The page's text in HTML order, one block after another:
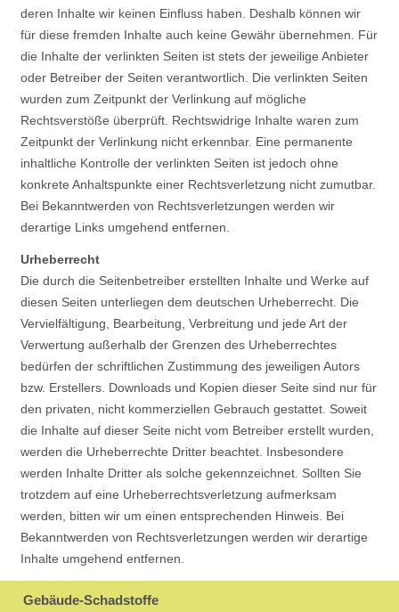
deren Inhalte wir keinen Einfluss haben. Deshalb können wir
für diese fremden Inhalte auch keine Gewähr übernehmen. Für
die Inhalte der verlinkten Seiten ist stets der jeweilige Anbieter
oder Betreiber der Seiten verantwortlich. Die verlinkten Seiten
wurden zum Zeitpunkt der Verlinkung auf mögliche
Rechtsverstöße überprüft. Rechtswidrige Inhalte waren zum
Zeitpunkt der Verlinkung nicht erkennbar. Eine permanente
inhaltliche Kontrolle der verlinkten Seiten ist jedoch ohne
konkrete Anhaltspunkte einer Rechtsverletzung nicht zumutbar.
Bei Bekanntwerden von Rechtsverletzungen werden wir
derartige Links umgehend entfernen.
Urheberrecht
Die durch die Seitenbetreiber erstellten Inhalte und Werke auf
diesen Seiten unterliegen dem deutschen Urheberrecht. Die
Vervielfältigung, Bearbeitung, Verbreitung und jede Art der
Verwertung außerhalb der Grenzen des Urheberrechtes
bedürfen der schriftlichen Zustimmung des jeweiligen Autors
bzw. Erstellers. Downloads und Kopien dieser Seite sind nur für
den privaten, nicht kommerziellen Gebrauch gestattet. Soweit
die Inhalte auf dieser Seite nicht vom Betreiber erstellt wurden,
werden die Urheberrechte Dritter beachtet. Insbesondere
werden Inhalte Dritter als solche gekennzeichnet. Sollten Sie
trotzdem auf eine Urheberrechtsverletzung aufmerksam
werden, bitten wir um einen entsprechenden Hinweis. Bei
Bekanntwerden von Rechtsverletzungen werden wir derartige
Inhalte umgehend entfernen.
Gebäude-Schadstoffe